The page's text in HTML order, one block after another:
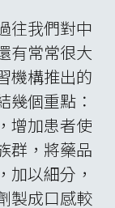
大家長溫暖
因此一掃而